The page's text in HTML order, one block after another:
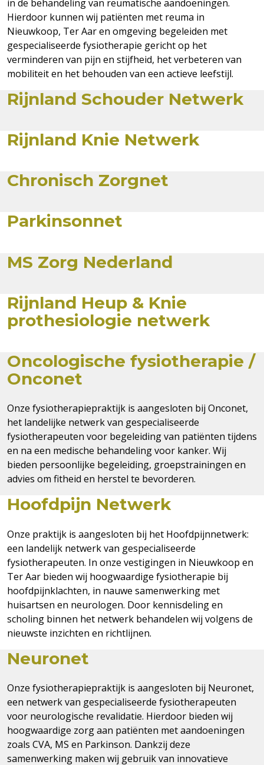
in de behandeling van reumatische aandoeningen.
Hierdoor kunnen wij patiënten met reuma in
Nieuwkoop, Ter Aar en omgeving begeleiden met
gespecialiseerde fysiotherapie gericht op het
verminderen van pijn en stijfheid, het verbeteren van
mobiliteit en het behouden van een actieve leefstijl.
Rijnland Schouder Netwerk
Rijnland Knie Netwerk
Chronisch Zorgnet
Parkinsonnet
MS Zorg Nederland
Rijnland Heup & Knie
prothesiologie netwerk
Oncologische fysiotherapie /
Onconet
Onze fysiotherapiepraktijk is aangesloten bij Onconet,
het landelijke netwerk van gespecialiseerde
fysiotherapeuten voor begeleiding van patiënten tijdens
en na een medische behandeling voor kanker. Wij
bieden persoonlijke begeleiding, groepstrainingen en
advies om fitheid en herstel te bevorderen.
Hoofdpijn Netwerk
Onze praktijk is aangesloten bij het Hoofdpijnnetwerk:
een landelijk netwerk van gespecialiseerde
fysiotherapeuten. In onze vestigingen in Nieuwkoop en
Ter Aar bieden wij hoogwaardige fysiotherapie bij
hoofdpijnklachten, in nauwe samenwerking met
huisartsen en neurologen. Door kennisdeling en
scholing binnen het netwerk behandelen wij volgens de
nieuwste inzichten en richtlijnen.
Neuronet
Onze fysiotherapiepraktijk is aangesloten bij Neuronet,
een netwerk van gespecialiseerde fysiotherapeuten
voor neurologische revalidatie. Hierdoor bieden wij
hoogwaardige zorg aan patiënten met aandoeningen
zoals CVA, MS en Parkinson. Dankzij deze
samenwerking maken wij gebruik van innovatieve